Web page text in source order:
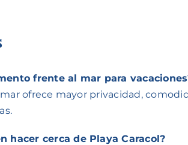
frente al mar para
ofrece mayor privacidad,
hacer cerca de Playa Caracol?